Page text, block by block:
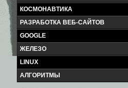
КОСМОНАВТИКА
РАЗРАБОТКА ВЕБ-САЙТОВ
GOOGLE
ЖЕЛЕЗО
LINUX
АЛГОРИТМЫ